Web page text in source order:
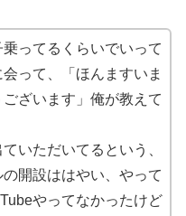
ってるくらいでいって
って、「ほんますいま
ざいます」俺が教えて
いただいてるという、
開設ははやい、やって
やってなかったけど